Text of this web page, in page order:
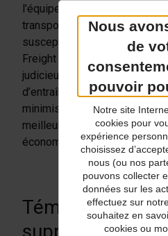
l’équipe d’UPS Capital
transporteurs, types de
susceptibles de causer des
Freight Club de prendre des
judicieuses afin d’éviter les
d’entraîner des réclamations,
minimiser les pertes
meilleure expérience client et
économies.
Témoignages
Nous
de
pouvoir
Notre site
cookies pour
expérience
choisissez
nous (ou nos
pouvons collecter
données sur les
effectuez sur
souhaitez en
cookies ou